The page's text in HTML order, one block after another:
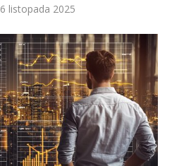
6 listopada 2025